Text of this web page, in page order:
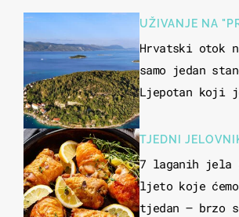
UŽIVANJE NA
OTOKU
Hrvatski otok
samo jedan
Ljepotan koji
"bijelom zlatu"
TJEDNI
7 laganih jela
ljeto koje
tjedan – brzo